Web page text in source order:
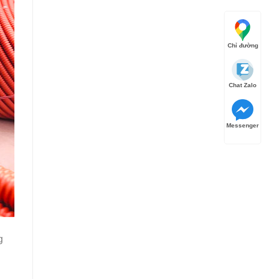
Chỉ đường
Chat Zalo
Messenger